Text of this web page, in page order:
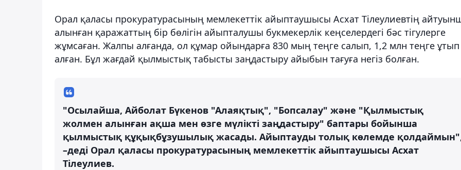
Орал қаласы прокуратурасының мемлекеттік айыптаушысы Асхат Тілеулиевтің
алынған қаражаттың бір бөлігін айыпталушы букмекерлік кеңселердегі бәс тігулерге
жұмсаған. Жалпы алғанда, ол құмар ойындарға 830 мың теңге салып, 1,2 млн теңге ұтып
алған. Бұл жағдай қылмыстық табысты заңдастыру айыбын тағуға негіз болған.
"Осылайша, Айболат Бүкенов "Алаяқтық", "Бопсалау" және "Қылмыстық
жолмен алынған ақша мен өзге мүлікті заңдастыру" баптары бойынша
қылмыстық құқықбұзушылық жасады. Айыптауды толық көлемде
–деді Орал қаласы прокуратурасының мемлекеттік айыптаушысы Асхат
Тілеулиев.